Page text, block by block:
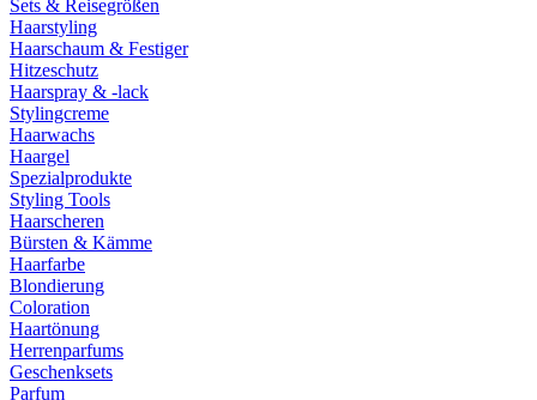
Sets & Reisegrößen
Haarstyling
Haarschaum & Festiger
Hitzeschutz
Haarspray & -lack
Stylingcreme
Haarwachs
Haargel
Spezialprodukte
Styling Tools
Haarscheren
Bürsten & Kämme
Haarfarbe
Blondierung
Coloration
Haartönung
Herrenparfums
Geschenksets
Parfum